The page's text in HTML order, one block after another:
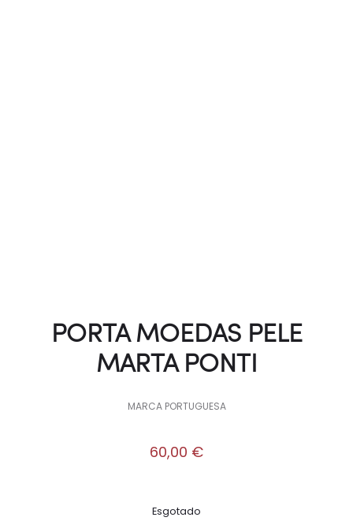
PORTA MOEDAS PELE
MARTA PONTI
MARCA PORTUGUESA
60,00 €
Esgotado